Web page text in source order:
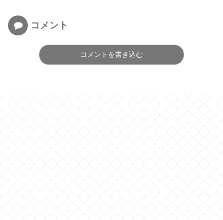
コメント
コメントを書き込む